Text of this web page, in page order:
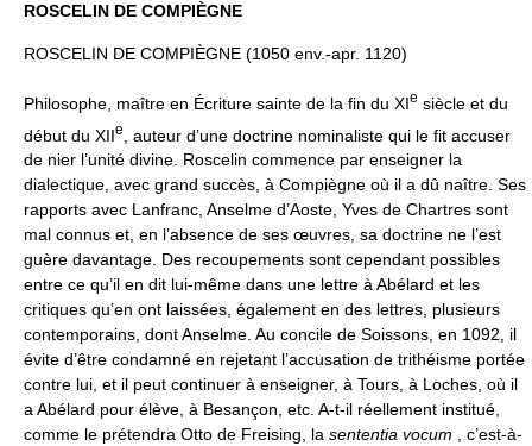
ROSCELIN DE COMPIÈGNE
ROSCELIN DE COMPIÈGNE (1050 env.-apr. 1120)
Philosophe, maître en Écriture sainte de la fin du XIe siècle et du
début du XIIe
, auteur d’une doctrine nominaliste qui le fit accuser
de nier l’unité divine. Roscelin commence par enseigner la
dialectique, avec grand succès, à Compiègne où il a dû naître. Ses
rapports avec Lanfranc, Anselme d’Aoste, Yves de Chartres sont
mal connus et, en l’absence de ses œuvres, sa doctrine ne l’est
guère davantage. Des recoupements sont cependant possibles
entre ce qu’il en dit lui-même dans une lettre à Abélard et les
critiques qu’en ont laissées, également en des lettres, plusieurs
contemporains, dont Anselme. Au concile de Soissons, en 1092, il
évite d’être condamné en rejetant l’accusation de trithéisme portée
contre lui, et il peut continuer à enseigner, à Tours, à Loches, où il
a Abélard pour élève, à Besançon, etc. A-t-il réellement institué,
comme le prétendra Otto de Freising, la sententia vocum , c’est-à-